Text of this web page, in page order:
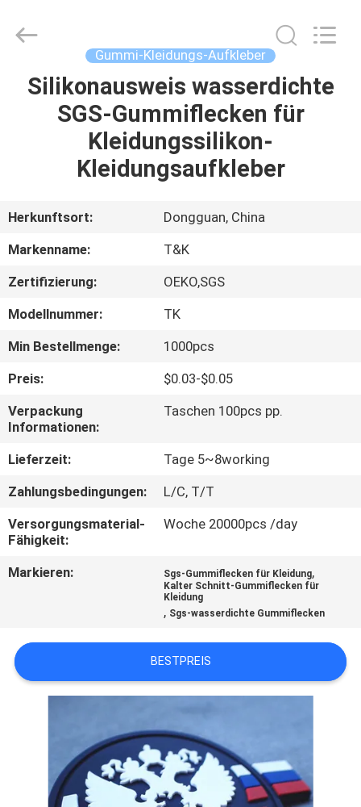
HAUS
PRODUKTE
UNS
AUSFLUG
QUALITÄTSKONTROLLE
TRETEN
SIE
MIT
UNS
VERBINDUNG
ZITAT
SITEMAP
PRIVACY
POLICY
Accessories
Co.,Ltd.
Gummi-Kleidungs-Aufkleber
Silikonausweis wasserdichte
SGS-Gummiflecken für
Kleidungssilikon-
Kleidungsaufkleber
Herkunftsort:
Dongguan, China
Markenname:
T&K
Zertifizierung:
OEKO,SGS
Modellnummer:
TK
Min Bestellmenge:
1000pcs
Preis:
$0.03-$0.05
Verpackung
Informationen:
Taschen 100pcs pp.
Lieferzeit:
Tage 5~8working
Zahlungsbedingungen:
L/C, T/T
Versorgungsmaterial-
Fähigkeit:
Woche 20000pcs /day
Markieren: Sgs-Gummiflecken für Kleidung,
Kalter Schnitt-Gummiflecken für
Kleidung
, Sgs-wasserdichte Gummiflecken
BESTPREIS